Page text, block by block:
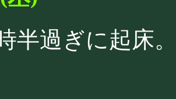
半過ぎに起床